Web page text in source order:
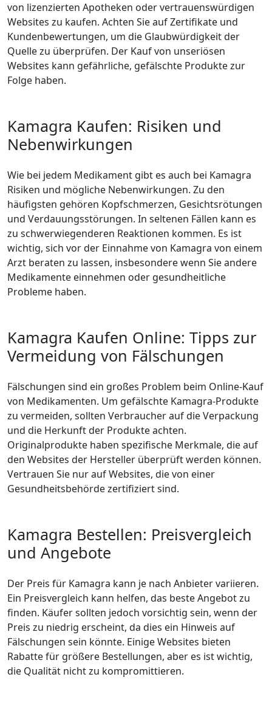
von lizenzierten Apotheken oder vertrauenswürdigen
Websites zu kaufen. Achten Sie auf Zertifikate und
Kundenbewertungen, um die Glaubwürdigkeit der
Quelle zu überprüfen. Der Kauf von unseriösen
Websites kann gefährliche, gefälschte Produkte zur
Folge haben.
Kamagra Kaufen: Risiken und
Nebenwirkungen
Wie bei jedem Medikament gibt es auch bei Kamagra
Risiken und mögliche Nebenwirkungen. Zu den
häufigsten gehören Kopfschmerzen, Gesichtsrötungen
und Verdauungsstörungen. In seltenen Fällen kann es
zu schwerwiegenderen Reaktionen kommen. Es ist
wichtig, sich vor der Einnahme von Kamagra von einem
Arzt beraten zu lassen, insbesondere wenn Sie andere
Medikamente einnehmen oder gesundheitliche
Probleme haben.
Kamagra Kaufen Online: Tipps zur
Vermeidung von Fälschungen
Fälschungen sind ein großes Problem beim Online-Kauf
von Medikamenten. Um gefälschte Kamagra-Produkte
zu vermeiden, sollten Verbraucher auf die Verpackung
und die Herkunft der Produkte achten.
Originalprodukte haben spezifische Merkmale, die auf
den Websites der Hersteller überprüft werden können.
Vertrauen Sie nur auf Websites, die von einer
Gesundheitsbehörde zertifiziert sind.
Kamagra Bestellen: Preisvergleich
und Angebote
Der Preis für Kamagra kann je nach Anbieter variieren.
Ein Preisvergleich kann helfen, das beste Angebot zu
finden. Käufer sollten jedoch vorsichtig sein, wenn der
Preis zu niedrig erscheint, da dies ein Hinweis auf
Fälschungen sein könnte. Einige Websites bieten
Rabatte für größere Bestellungen, aber es ist wichtig,
die Qualität nicht zu kompromittieren.